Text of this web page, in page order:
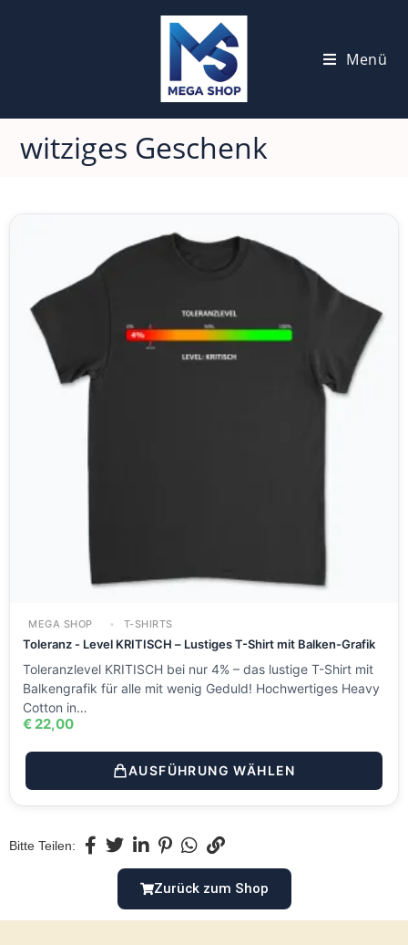
Menü
witziges Geschenk
MEGA SHOP T-SHIRTS
Toleranz - Level KRITISCH – Lustiges T-Shirt mit Balken-Grafik
Toleranzlevel KRITISCH bei nur 4% – das lustige T-Shirt mit
Balkengrafik für alle mit wenig Geduld! Hochwertiges Heavy
Cotton in…
€ 22,00
AUSFÜHRUNG WÄHLEN
Bitte Teilen:
Zurück zum Shop